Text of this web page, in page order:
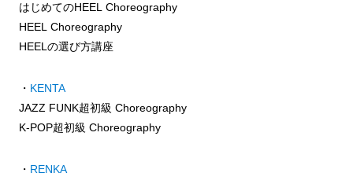
はじめてのHEEL Choreography
HEEL Choreography
HEELの選び方講座
・ KENTA
JAZZ FUNK超初級 Choreography
K-POP超初級 Choreography
・ RENKA